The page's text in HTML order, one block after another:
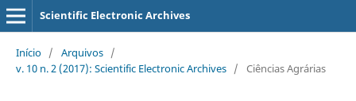
Scientific Electronic Archives
Início / Arquivos /
v. 10 n. 2 (2017): Scientific Electronic Archives / Ciências Agrárias